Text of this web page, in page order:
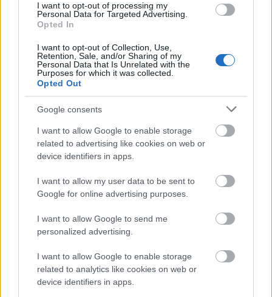
I want to opt-out of processing my
Personal Data for Targeted Advertising.
Opted In
I want to opt-out of Collection, Use,
Retention, Sale, and/or Sharing of my
Personal Data that Is Unrelated with the
Purposes for which it was collected.
Opted Out
Google consents
I want to allow Google to enable storage
related to advertising like cookies on web or
device identifiers in apps.
I want to allow my user data to be sent to
Google for online advertising purposes.
I want to allow Google to send me
personalized advertising.
I want to allow Google to enable storage
related to analytics like cookies on web or
device identifiers in apps.
MYRA Brides Only
7. Miranda Kerr
Fotomodelul international al casei de moda
Victoria`s Secret,Miranda Kerrsi Orlando Bloom
celebrul actor din filmul Piratii din Caraibe, s-au
casatorit in secret anul acesta dupa o relatie de 3
ani. Mireasa a purtat o frumoasa rochie din
matase, cu un decolteu adanc si un croi extrem de
feminine. Silueta fara cusur ii permite acesteia sa
accesorizat cu pietre semipretioase ce au oferit un
plus de eleganta.